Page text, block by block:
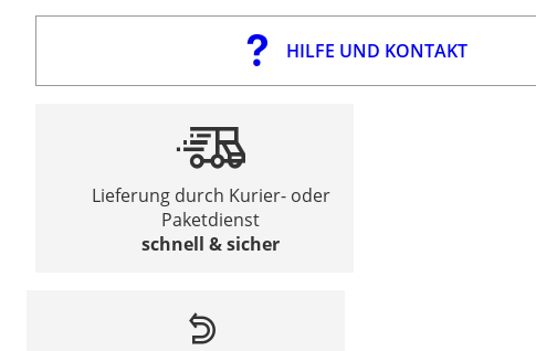
HILFE UND KONTAKT
Lieferung durch Kurier- oder
Paketdienst
schnell & sicher